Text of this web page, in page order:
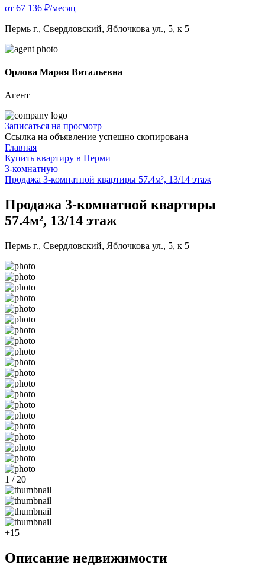
от 67 136 ₽/месяц
Пермь г., Свердловский, Яблочкова ул., 5, к 5
Орлова Мария Витальевна
Агент
Записаться на просмотр
Ссылка на объявление успешно скопирована
Главная
Купить квартиру в Перми
3-комнатную
Продажа 3-комнатной квартиры 57.4м², 13/14 этаж
Продажа 3-комнатной квартиры
57.4м², 13/14 этаж
Пермь г., Свердловский, Яблочкова ул., 5, к 5
1 / 20
+15
Описание недвижимости